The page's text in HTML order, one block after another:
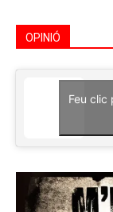
OPINIÓ
Feu clic